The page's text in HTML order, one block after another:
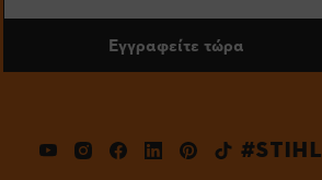
Εγγραφείτε τώρα
#STIHL